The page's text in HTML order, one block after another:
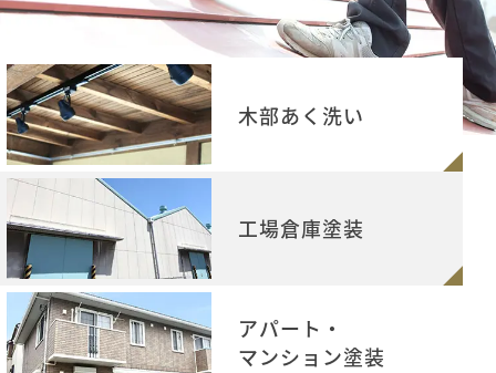
木部あく洗い
工場倉庫塗装
アパート・
マンション塗装